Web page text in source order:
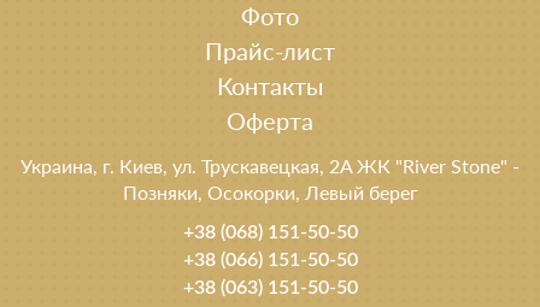
Фото
Прайс-лист
Контакты
Оферта
Украина, г. Киев, ул. Трускавецкая, 2A ЖК "River Stone" -
Позняки, Осокорки, Левый берег
+38 (068) 151-50-50
+38 (066) 151-50-50
+38 (063) 151-50-50